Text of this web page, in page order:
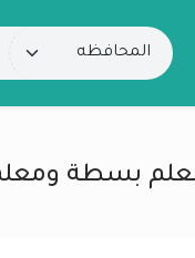
بسطة ومعلم